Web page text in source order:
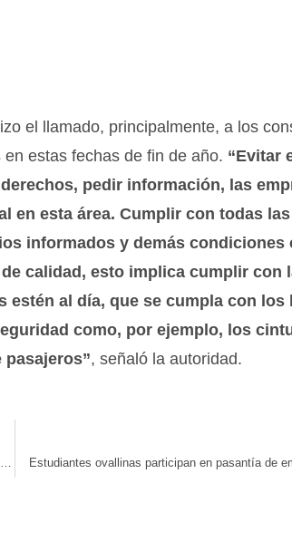
el llamado, principalmente, a los
estas fechas de fin de año. “Evitar
pedir información, las
en esta área. Cumplir con todas
informados y demás condiciones
calidad, esto implica cumplir con
al día, que se cumpla con los
como, por ejemplo, los
, señaló la autoridad.
El pisco de la Región de Coquimbo es protagonista de las actividades de Chile Week China Estudiantes ovallinas participan en pasantía de